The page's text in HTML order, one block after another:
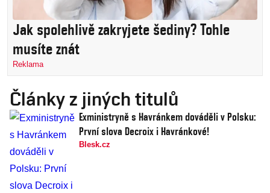
Jak spolehlivě zakryjete šediny? Tohle
musíte znát
Reklama
Články z jiných titulů
Exministryně s Havránkem dováděli v Polsku:
První slova Decroix i Havránkové!
Blesk.cz